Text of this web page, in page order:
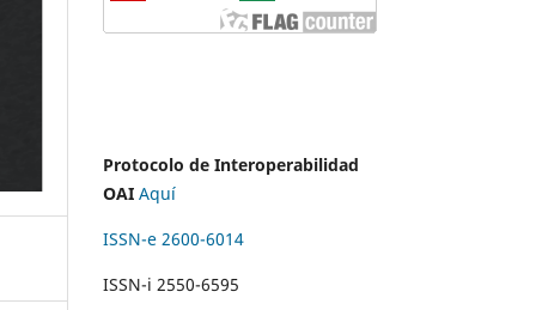
Protocolo de Interoperabilidad
OAI Aquí
ISSN-e 2600-6014
ISSN-i 2550-6595